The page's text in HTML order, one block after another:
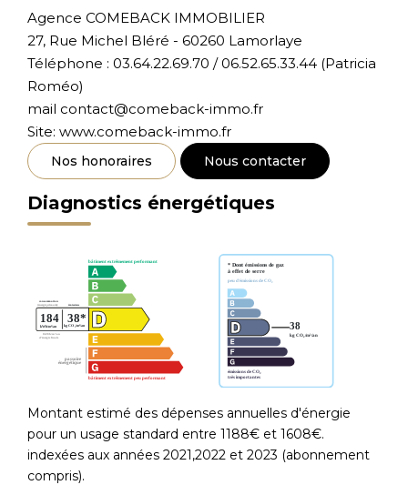
Agence COMEBACK IMMOBILIER
27, Rue Michel Bléré - 60260 Lamorlaye
Téléphone : 03.64.22.69.70 / 06.52.65.33.44 (Patricia
Roméo)
mail contact@comeback-immo.fr
Site: www.comeback-immo.fr
Nos honoraires Nous contacter
Diagnostics énergétiques
Montant estimé des dépenses annuelles d'énergie
pour un usage standard entre 1188€ et 1608€.
indexées aux années 2021,2022 et 2023 (abonnement
compris).